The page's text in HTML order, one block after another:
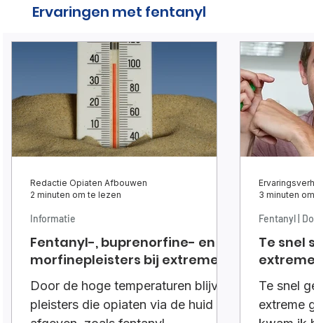
Ervaringen met fentanyl
Fentanyl-, buprenorfine- en
morfinepleisters bij extreme
hitte
Door de hoge temperaturen blijven
pleisters die opiaten via de huid
Informatie
Redactie Opiaten Afbouwen
2 minuten om te lezen
Te snel
Te snel
extreme
Fentanyl |
3 minuten